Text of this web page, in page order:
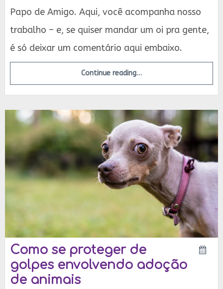
Papo de Amigo. Aqui, você acompanha nosso
trabalho – e, se quiser mandar um oi pra gente,
é só deixar um comentário aqui embaixo.
Continue reading…
Como se proteger de
golpes envolvendo adoção
de animais